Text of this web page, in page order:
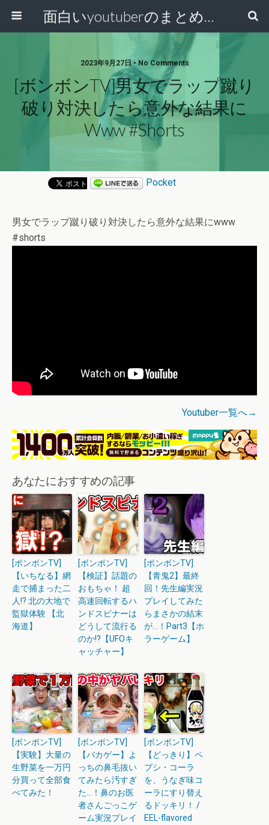
面白いyoutuberのまとめ動画
2023年9月27日 • No Comments
[ボンボンTV]男女でラップ蹴り
破り対決したら意外な結果に
Www #shorts
Pocket
男女でラップ蹴り破り対決したら意外な結果にwww
#shorts
Youtuber一覧へ→
あなたにおすすめの記事
[ボンボンTV]
【いちなる】網
走で捕まった二
人!? 北の大地で
監獄体験 【北
海道】
[ボンボンTV]
【検証】話題の
おもちゃ！ 超
高速回転するハ
ンドスピナーは
どうして流行る
のか!?【UFOキ
ャッチャー】
[ボンボンTV]
【青鬼2】最終
回！先生編実況
プレイしてみた
らまさかの結末
が…！Part3【ホ
ラーゲーム】
[ボンボンTV]
【実験】大量の
生野菜を一万円
分買って全部食
べてみた！
[ボンボンTV]
【バカゲー】よ
っちの鼻毛抜い
てみたら汚すぎ
た…！鼻のお医
者さんごっこゲ
ーム実況プレイ
[ボンボンTV]
【どっきり】ペ
プシ・コーラ
を、うなぎ味コ
ーラにすり替え
るドッキリ！ /
EEL-flavored